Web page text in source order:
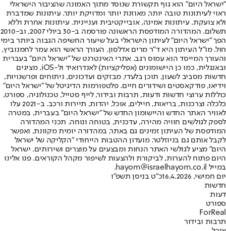
"ישראל היום" הוא גוף תקשורת שנוסד מתוך האמונה שהציבור הישראלי
ראוי לעיתונות טובה יותר, מאוזנת יותר ומדויקת יותר. עיתונות שמדברת
ולא צועקת. עיתונות אמינה, אובייקטיבית ועניינית. עיתונות אחרת וללא
תשלום. המהדורה המודפסת הראשונה פורסמה ב-30 ביולי 2007, וב-2010
הפך "ישראל היום" לעיתון הישראלי בעל שיעור החשיפה הגבוה ביותר בימי
חול. מו"ל העיתון היא ד"ר מרים אדלסון. העורך הראשי הוא עמר לחמנוביץ,
והעורך המייסד הוא עמוס רגב. אתרי האינטרנט של "ישראל היום" בעברית
ובאנגלית, כמו כן היישומונים (אפליקציות) לאנדרואיד ול-iOS, מציגים
חדשות מסביב לשעון, תוכן בלעדי, מבזקים ועדכונים, ניתוחים ופרשנויות,
וידיאו, פודקאסטים ושידורים חיים. פלטפורמות הדיגיטל של "ישראל היום"
כוללות ערוצי חדשות ודעות, תרבות ובידור, לייף סטייל, טכנולוגיה, ספורט,
כלכלה וצרכנות, בריאות, חיילים, אוכל, יהדות, תיירות ורכב. ב-2021 עלו
לאוויר האתר החדש והיישומון החדש של "ישראל היום" בעברית, במטרה
לספק לגולשים חוויה מהירה, עדכנית, בטוחה ונוחה. תכני המהדורה
המודפסת של העיתון זמינים גם באתר, במהדורה יומית מקוונת, ואפשר
לקבל אותם גם בניוזלטר. מועדון ההטבות הייחודי "הקליקה של ישראל
היום" מציע לגולשי האתר הנחות ומבצעים על מוצרים ושירותים. ישראל
היום פתוח להערות, לביקורת ולהצעות לשיפור מקהל הקוראים. פנו אלינו
במייל hayom@israelhayom.co.il.
יום חמישי, 16.4.2026
כ"ט בניסן תשפ"ו
חדשות
דעות
ספורט
ForReal
תרבות ובידור